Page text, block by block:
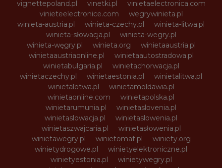
vignettepoland.pl
vinetki.pl
vinietaelectronica.com
vinieteelectronice.com
wegrywinieta.pl
winieta-austria.pl
winieta-czechy.pl
winieta-litwa.pl
winieta-słowacja.pl
winieta-wegry.pl
winieta-węgry.pl
winieta.org
winietaaustria.pl
winietaaustriaonline.pl
winietaautostradowa.pl
winietabulgaria.pl
winietachorwacja.pl
winietaczechy.pl
winietaestonia.pl
winietalitwa.pl
winietalotwa.pl
winietamoldawia.pl
winietaonline.com
winietapolska.pl
winietarumunia.pl
winietaslovenia.pl
winietaslowacja.pl
winietaslowenia.pl
winietaszwajcaria.pl
winietasłowenia.pl
winietawegry.pl
winietomat.pl
winiety.org
winietydrogowe.pl
winietyelektroniczne.pl
winietyestonia.pl
winietywegry.pl